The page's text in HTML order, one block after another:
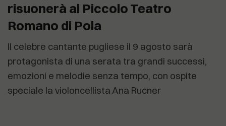
risuonerà al Piccolo Teatro
Romano di Pola
Il celebre cantante pugliese il 9 agosto sarà
protagonista di una serata tra grandi successi,
emozioni e melodie senza tempo, con ospite
speciale la violoncellista Ana Rucner